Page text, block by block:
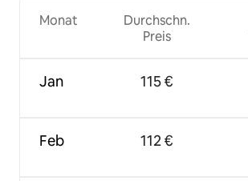
Monat
Jan
Feb
Durchschn.
Preis
115 €
112 €